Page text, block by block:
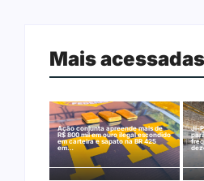
Mais acessadas
Ação conjunta apreende mais de
R$ 800 mil em ouro ilegal escondido
em carteira e sapato na BR 425
em…
Ji-